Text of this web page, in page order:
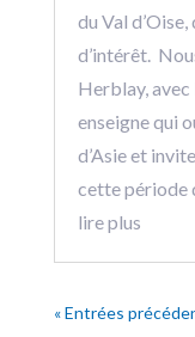
du Val
d’intérêt.
Herblay, avec
enseigne qui
d’Asie et
cette période
lire plus
« Entrées